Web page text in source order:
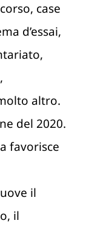
case
d’essai,
altro.
del 2020.
favorisce
il
il